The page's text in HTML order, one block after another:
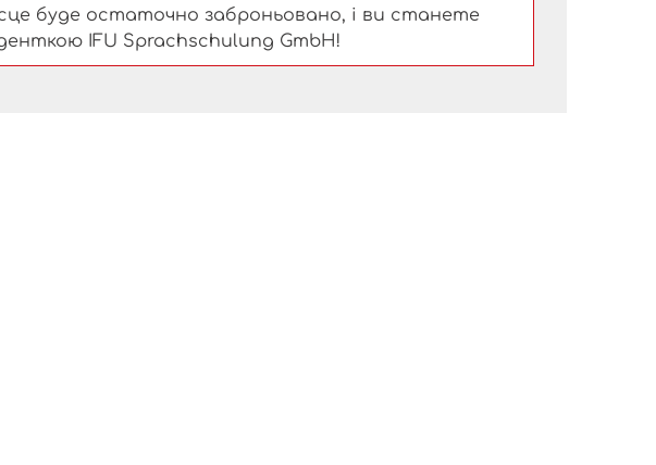
буде остаточно заброньовано, і ви станете
IFU Sprachschulung GmbH!